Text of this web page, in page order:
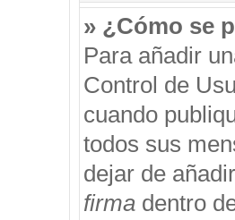
» ¿Cómo se
Para añadir
Control de
cuando
todos sus
dejar de
firmadentro